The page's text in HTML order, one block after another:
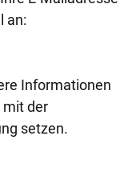
an:
Informationen
mit der
setzen.